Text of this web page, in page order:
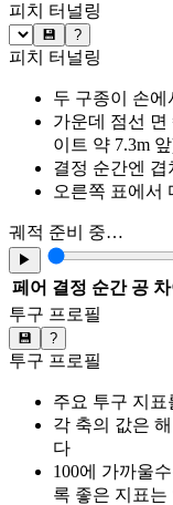
피치 터널링
💾 ?
피치 터널링
두 구종이 손
가운데 점선 면
이트 약 7.3m
결정 순간엔
오른쪽 표에서
궤적 준비 중…
▶
페어 결정 순간 공 차
투구 프로필
💾 ?
투구 프로필
주요 투구 지표
각 축의 값은
다
100에 가까울
록 좋은 지표는